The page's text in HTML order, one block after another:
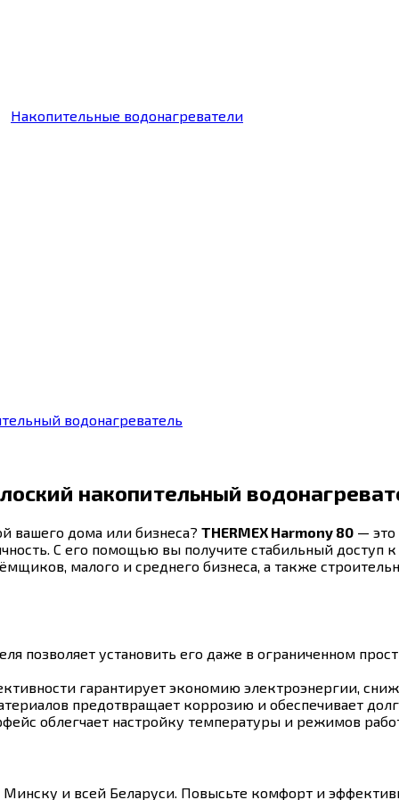
Накопительные водонагреватели
водонагреватель
накопительный
вашего дома или бизнеса? THERMEX Harmony 80 — это
С его помощью вы получите стабильный доступ
малого и среднего бизнеса, а также
позволяет установить его даже в ограниченном
гарантирует экономию электроэнергии,
предотвращает коррозию и обеспечивает
облегчает настройку температуры и режимов
и всей Беларуси. Повысьте комфорт и